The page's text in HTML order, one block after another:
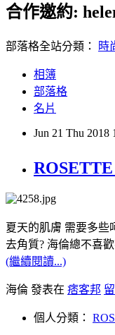
合作邀約:
部落格全站分類： 時
相簿
部落格
名片
Jun 21 Thu 2018
夏天的肌膚 需要多些
去角質? 海倫總不喜
(繼續閱讀...)
海倫 發表在 痞客邦
個人分類：